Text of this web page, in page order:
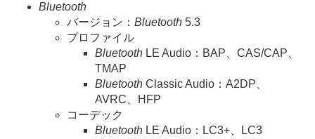
Bluetooth
バージョン： Bluetooth 5.3
プロファイル
Bluetooth LE Audio：BAP、CAS/CAP、
TMAP
Bluetooth Classic Audio：A2DP、
AVRC、HFP
コーデック
Bluetooth LE Audio：LC3+、LC3